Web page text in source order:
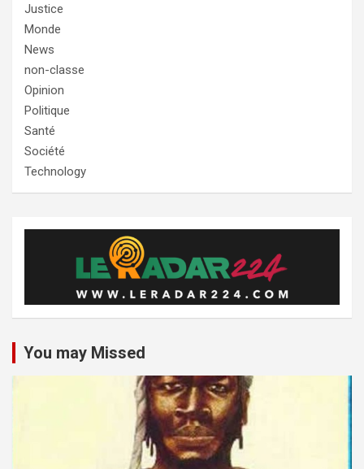
Justice
Monde
News
non-classe
Opinion
Politique
Santé
Société
Technology
You may Missed